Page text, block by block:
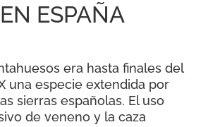
EN ESPAÑA
era hasta finales del
una especie extendida por
sierras españolas. El uso
de veneno y la caza